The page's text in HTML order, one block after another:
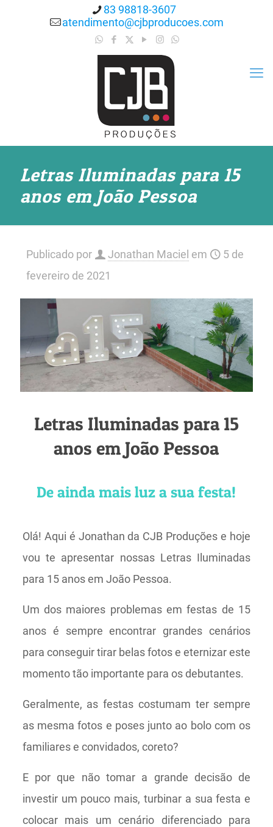
83 98818-3607
atendimento@cjbproducoes.com
Letras Iluminadas para 15
anos em João Pessoa
Publicado por Jonathan Maciel em
5 de
fevereiro de 2021
Letras Iluminadas para 15
anos em João Pessoa
De ainda mais luz a sua festa!
Olá! Aqui é Jonathan da CJB Produções e hoje
vou te apresentar nossas Letras Iluminadas
para 15 anos em João Pessoa.
Um dos maiores problemas em festas de 15
anos é sempre encontrar grandes cenários
para conseguir tirar belas fotos e eternizar este
momento tão importante para os debutantes.
Geralmente, as festas costumam ter sempre
as mesma fotos e poses junto ao bolo com os
familiares e convidados, coreto?
E por que não tomar a grande decisão de
investir um pouco mais, turbinar a sua festa e
colocar mais um cenário diferenciado para